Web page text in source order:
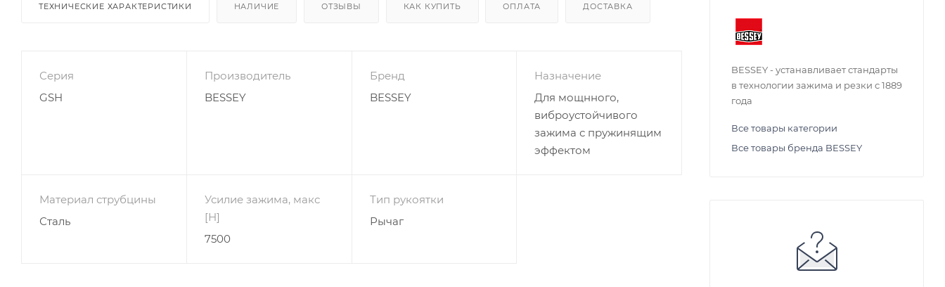
ТЕХНИЧЕСКИЕ ХАРАКТЕРИСТИКИ НАЛИЧИЕ ОТЗЫВЫ КАК КУПИТЬ ОПЛАТА ДОСТАВКА
Серия
GSH
Производитель
BESSEY
Бренд
BESSEY
Назначение
Для мощнного,
виброустойчивого
зажима с пружинящим
эффектом
Материал струбцины
Сталь
Усилие зажима, макс
[Н]
7500
Тип рукоятки
Рычаг
BESSEY - устанавливает стандарты
в технологии зажима и резки с 1889
года
Все товары категории
Все товары бренда BESSEY